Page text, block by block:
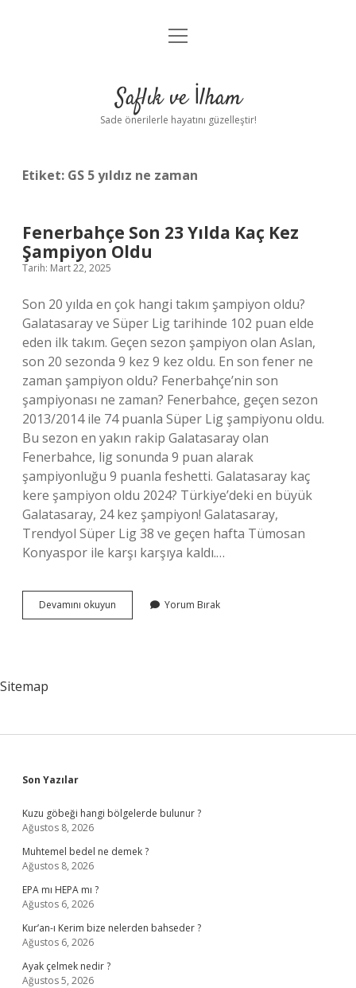
Anasayfa
Yasal Uyarı
menüyü
Saflık ve İlham
Sade önerilerle hayatını güzelleştir!
Etiket: GS 5 yıldız ne zaman
Fenerbahçe Son 23 Yılda Kaç Kez
Şampiyon Oldu
Tarih: Mart 22, 2025
Son 20 yılda en çok hangi takım şampiyon oldu?
Galatasaray ve Süper Lig tarihinde 102 puan elde
eden ilk takım. Geçen sezon şampiyon olan Aslan,
son 20 sezonda 9 kez 9 kez oldu. En son fener ne
zaman şampiyon oldu? Fenerbahçe’nin son
şampiyonası ne zaman? Fenerbahce, geçen sezon
2013/2014 ile 74 puanla Süper Lig şampiyonu oldu.
Bu sezon en yakın rakip Galatasaray olan
Fenerbahce, lig sonunda 9 puan alarak
şampiyonluğu 9 puanla feshetti. Galatasaray kaç
kere şampiyon oldu 2024? Türkiye’deki en büyük
Galatasaray, 24 kez şampiyon! Galatasaray,
Trendyol Süper Lig 38 ve geçen hafta Tümosan
Konyaspor ile karşı karşıya kaldı.…
Devamını okuyun Fenerbahçe
Son
Yorum Bırak
Sitemap
Sidebar
Son Yazılar
Kuzu göbeği hangi bölgelerde bulunur ?
Ağustos 8, 2026
Muhtemel bedel ne demek ?
Ağustos 8, 2026
EPA mı HEPA mı ?
Ağustos 6, 2026
Kur’an-ı Kerim bize nelerden bahseder ?
Ağustos 6, 2026
Ayak çelmek nedir ?
Ağustos 5, 2026